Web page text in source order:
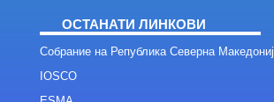
ОСТАНАТИ ЛИНКОВИ
Собрание на Република Северна
IOSCO